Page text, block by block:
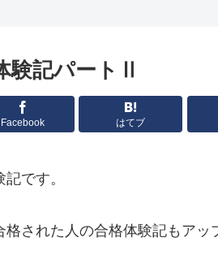
験記パートⅡ
Facebook はてブ
です。
された人の合格体験記もアッ